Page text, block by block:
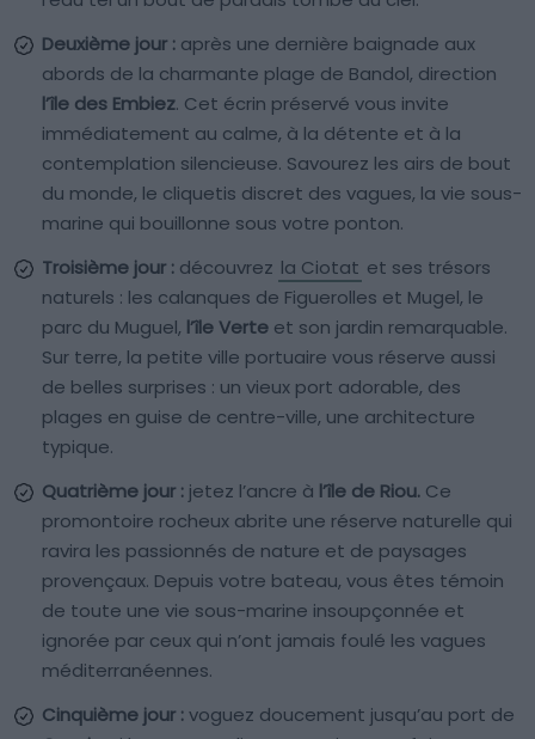
Deuxième jour : après une dernière baignade aux
abords de la charmante plage de Bandol, direction
l’île des Embiez. Cet écrin préservé vous invite
immédiatement au calme, à la détente et à la
contemplation silencieuse. Savourez les airs de bout
du monde, le cliquetis discret des vagues, la vie sous-
marine qui bouillonne sous votre ponton.
Troisième jour : découvrez la Ciotat et ses trésors
naturels : les calanques de Figuerolles et Mugel, le
parc du Muguel, l’île Verte et son jardin remarquable.
Sur terre, la petite ville portuaire vous réserve aussi
de belles surprises : un vieux port adorable, des
plages en guise de centre-ville, une architecture
typique.
Quatrième jour : jetez l’ancre à l’île de Riou. Ce
promontoire rocheux abrite une réserve naturelle qui
ravira les passionnés de nature et de paysages
provençaux. Depuis votre bateau, vous êtes témoin
de toute une vie sous-marine insoupçonnée et
ignorée par ceux qui n’ont jamais foulé les vagues
méditerranéennes.
Cinquième jour :voguez doucement jusqu’au port de